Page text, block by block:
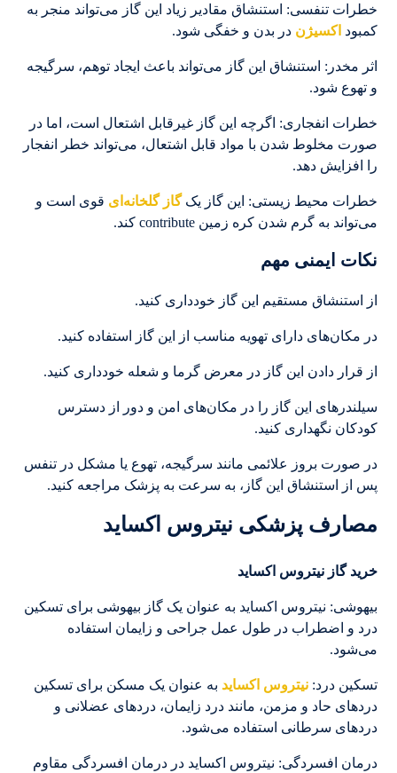
خطرات تنفسی: استنشاق مقادیر زیاد این گاز می‌تواند منجر به
کمبود اکسیژن در بدن و خفگی شود.
اثر مخدر: استنشاق این گاز می‌تواند باعث ایجاد توهم، سرگیجه
و تهوع شود.
خطرات انفجاری: اگرچه این گاز غیرقابل اشتعال است، اما در
صورت مخلوط شدن با مواد قابل اشتعال، می‌تواند خطر انفجار
را افزایش دهد.
خطرات محیط زیستی: این گاز یکگاز گلخانه‌ای قوی است و
می‌تواند به گرم شدن کره زمین contribute کند.
نکات ایمنی مهم
از استنشاق مستقیم این گاز خودداری کنید.
در مکان‌های دارای تهویه مناسب از این گاز استفاده کنید.
از قرار دادن این گاز در معرض گرما و شعله خودداری کنید.
سیلندرهای این گاز را در مکان‌های امن و دور از دسترس
کودکان نگهداری کنید.
در صورت بروز علائمی مانند سرگیجه، تهوع یا مشکل در تنفس
پس از استنشاق این گاز، به سرعت به پزشک مراجعه کنید.
مصارف پزشکی نیتروس اکساید
خرید گاز نیتروس اکساید
بیهوشی: نیتروس اکساید به عنوان یک گاز بیهوشی برای تسکین
درد و اضطراب در طول عمل جراحی و زایمان استفاده
می‌شود.
تسکین درد:نیتروس اکساید به عنوان یک مسکن برای تسکین
دردهای حاد و مزمن، مانند درد زایمان، دردهای عضلانی و
دردهای سرطانی استفاده می‌شود.
درمان افسردگی: نیتروس اکساید در درمان افسردگی مقاوم